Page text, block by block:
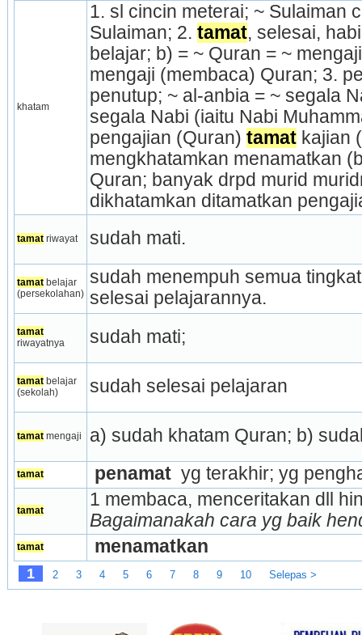
khatam
1. sl cincin meterai; ~ Sulaiman
Sulaiman; 2. tamat, selesai,
belajar; b) = ~ Quran = ~
mengaji (mem­baca) Quran; 3.
penu­tup; ~ al-anbia = ~ segala
segala Nabi (iaitu Nabi
pengajian (Quran) tamat kajian
mengkhatamkan menamatkan
Quran; banyak drpd murid
dikhatamkan ditamatkan
tamat riwayat sudah mati.
tamat belajar
(persekolahan)
sudah menempuh semua
selesai pelajarannya.
tamat
riwayatnya
sudah mati;
tamat belajar
(sekolah)
sudah selesai pelajaran
tamat mengaji a) sudah khatam Quran; b)
tamat penamat yg terakhir; yg
tamat Bagaimanakah cara yg baik
tamat menamatkan
1 2 3 4 5 6 7 8 9 10 Selepas >